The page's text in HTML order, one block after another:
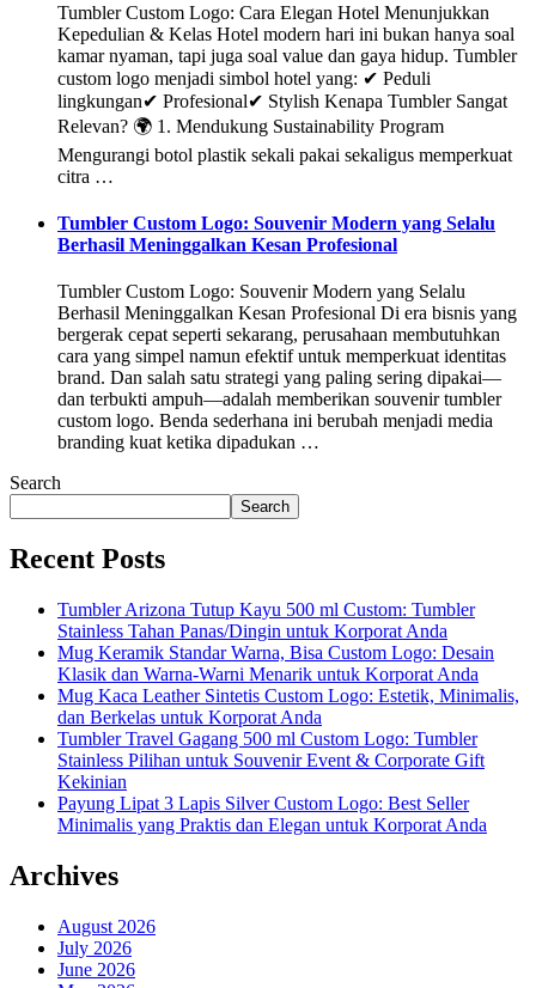
Tumbler Custom Logo: Cara Elegan Hotel Menunjukkan
Kepedulian & Kelas Hotel modern hari ini bukan hanya soal
kamar nyaman, tapi juga soal value dan gaya hidup. Tumbler
custom logo menjadi simbol hotel yang: ✔ Peduli
lingkungan✔ Profesional✔ Stylish Kenapa Tumbler Sangat
Relevan? 🌍 1. Mendukung Sustainability Program
Mengurangi botol plastik sekali pakai sekaligus memperkuat
citra …
Tumbler Custom Logo: Souvenir Modern yang Selalu
Berhasil Meninggalkan Kesan Profesional
Tumbler Custom Logo: Souvenir Modern yang Selalu
Berhasil Meninggalkan Kesan Profesional Di era bisnis yang
bergerak cepat seperti sekarang, perusahaan membutuhkan
cara yang simpel namun efektif untuk memperkuat identitas
brand. Dan salah satu strategi yang paling sering dipakai—
dan terbukti ampuh—adalah memberikan souvenir tumbler
custom logo. Benda sederhana ini berubah menjadi media
branding kuat ketika dipadukan …
Search
Search
Recent Posts
Tumbler Arizona Tutup Kayu 500 ml Custom: Tumbler
Stainless Tahan Panas/Dingin untuk Korporat Anda
Mug Keramik Standar Warna, Bisa Custom Logo: Desain
Klasik dan Warna-Warni Menarik untuk Korporat Anda
Mug Kaca Leather Sintetis Custom Logo: Estetik, Minimalis,
dan Berkelas untuk Korporat Anda
Tumbler Travel Gagang 500 ml Custom Logo: Tumbler
Stainless Pilihan untuk Souvenir Event & Corporate Gift
Kekinian
Payung Lipat 3 Lapis Silver Custom Logo: Best Seller
Minimalis yang Praktis dan Elegan untuk Korporat Anda
Archives
August 2026
July 2026
June 2026